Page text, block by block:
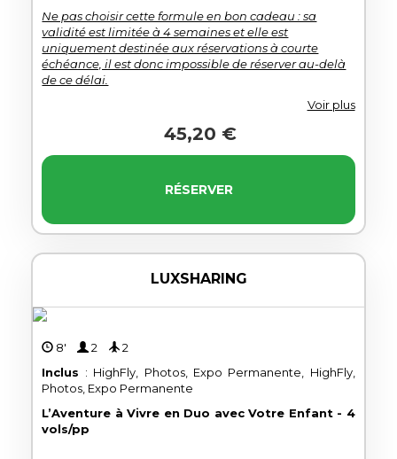
Ne pas choisir cette formule en bon cadeau : sa
validité est limitée à 4 semaines et elle est
uniquement destinée aux réservations à courte
échéance, il est donc impossible de réserver au-delà
de ce délai.
Voir plus
45,20 €
RÉSERVER
LUXSHARING
8' 2
2
Inclus : HighFly, Photos, Expo Permanente, HighFly,
Photos, Expo Permanente
L’Aventure à Vivre en Duo avec Votre Enfant - 4
vols/pp